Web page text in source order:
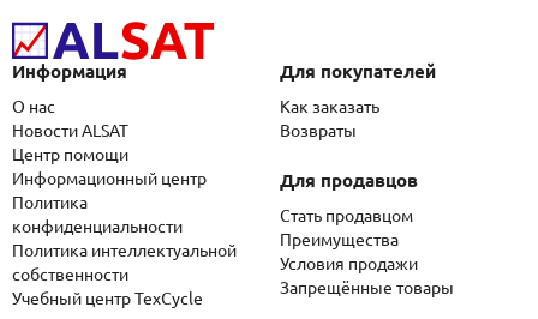
Информация
О нас
Новости ALSAT
Центр помощи
Информационный центр
Политика
конфиденциальности
Политика интеллектуальной
собственности
Учебный центр TexCycle
Для покупателей
Как заказать
Возвраты
Для продавцов
Стать продавцом
Преимущества
Условия продажи
Запрещённые товары